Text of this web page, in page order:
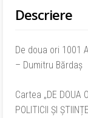
Descriere
De doua ori 1001
– Dumitru Bărdaș
Cartea „DE DOUA
POLITICII ȘI